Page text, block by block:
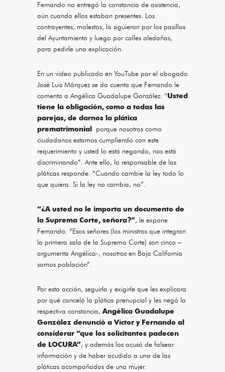
Fernando no entregó la constancia de asistencia,
aún cuando ellos estaban presentes. Los
contrayentes, molestos, la siguieron por los pasillos
del Ayuntamiento y luego por calles aledañas,
para pedirle una explicación.
En un video publicado en YouTube por el abogado
José Luis Márquez se da cuenta que Fernando le
comenta a Angélica Guadalupe González: “Usted
tiene la obligación, como a todas las
parejas, de darnos la plática
prematrimonial porque nosotros como
ciudadanos estamos cumpliendo con este
requerimiento y usted lo está negando, nos está
discriminando”. Ante ello, la responsable de las
pláticas responde: “Cuando cambie la ley todo lo
que quiera. Si la ley no cambia, no”.
“¿A usted no le importa un documento de
la Suprema Corte, señora?”, le expone
Fernando. “Esos señores (los ministros que integran
la primera sala de la Suprema Corte) son cinco –
argumenta Angélica-, nosotros en Baja California
somos población”.
Por esta acción, seguirla y exigirle que les explicara
por qué canceló la plática prenupcial y les negó la
respectiva constancia, Angélica Guadalupe
González denunció a Víctor y Fernando al
considerar “que los solicitantes padecen
de LOCURA”, y además los acusó de falsear
información y de haber acudido a una de las
pláticas acompañados de una mujer.